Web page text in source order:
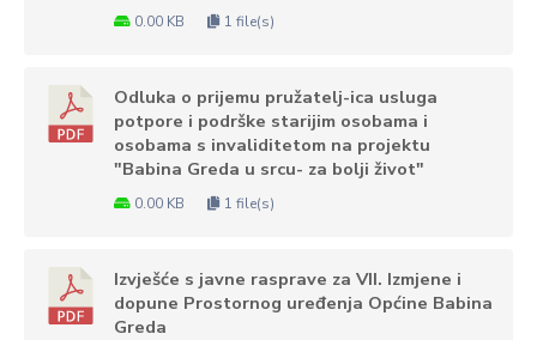
0.00 KB 1 file(s)
Odluka o prijemu pružatelj-ica usluga
potpore i podrške starijim osobama i
osobama s invaliditetom na projektu
"Babina Greda u srcu- za bolji život"
0.00 KB 1 file(s)
Izvješće s javne rasprave za VII. Izmjene i
dopune Prostornog uređenja Općine Babina
Greda